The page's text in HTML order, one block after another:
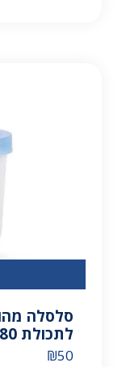
סלסלה
לתכולת 280 מיל' גבן
₪50